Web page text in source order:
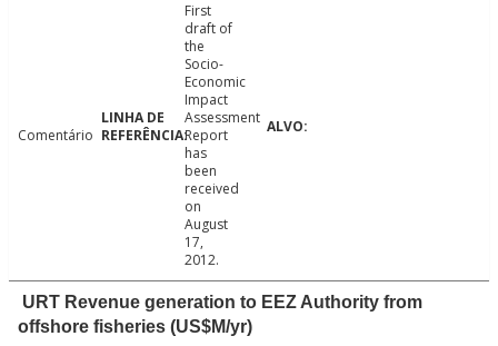
Comentário
First
draft of
the
Socio-
Economic
Impact
Assessment
Report
has
been
received
on
August
17,
2012.
URT Revenue generation to EEZ Authority from
offshore fisheries (US$M/yr)